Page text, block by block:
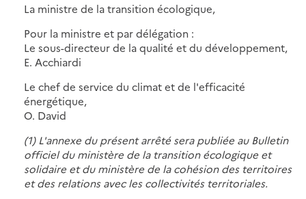
La ministre de la transition écologique,
Pour la ministre et par délégation :
Le sous-directeur de la qualité et du développement,
E. Acchiardi
Le chef de service du climat et de l'efficacité
énergétique,
O. David
(1) L'annexe du présent arrêté sera publiée au Bulletin
officiel du ministère de la transition écologique et
solidaire et du ministère de la cohésion des territoires
et des relations avec les collectivités territoriales.